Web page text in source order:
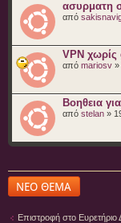
ασυρματη
από
VPN χωρίς
από mariosv »
Βοηθεια
από stelan »
Δημιουργία νέου
θέματος
Επιστροφή στο Ευρετήριο